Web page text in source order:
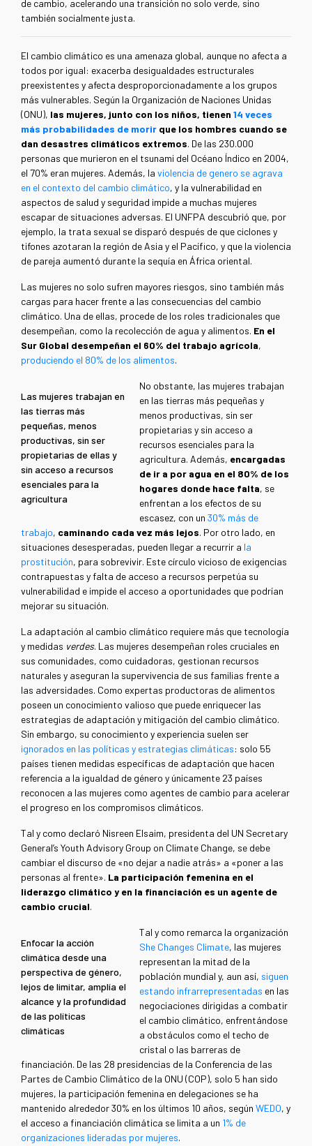
de cambio, acelerando una transición no solo verde, sino
también socialmente justa.
El cambio climático es una amenaza global, aunque no afecta a
todos por igual: exacerba desigualdades estructurales
preexistentes y afecta desproporcionadamente a los grupos
más vulnerables. Según la Organización de Naciones Unidas
(ONU), las mujeres, junto con los niños, tienen 14 veces
más probabilidades de morir que los hombres cuando se
dan desastres climáticos extremos. De las 230.000
personas que murieron en el tsunami del Océano Índico en 2004,
el 70% eran mujeres. Además, la violencia de genero se agrava
en el contexto del cambio climático, y la vulnerabilidad en
aspectos de salud y seguridad impide a muchas mujeres
escapar de situaciones adversas. El UNFPA descubrió que, por
ejemplo, la trata sexual se disparó después de que ciclones y
tifones azotaran la región de Asia y el Pacífico, y que la violencia
de pareja aumentó durante la sequía en África oriental.
Las mujeres no solo sufren mayores riesgos, sino también más
cargas para hacer frente a las consecuencias del cambio
climático. Una de ellas, procede de los roles tradicionales que
desempeñan, como la recolección de agua y alimentos. En el
Sur Global desempeñan el 60% del trabajo agrícola,
produciendo el 80% de los alimentos.
Las mujeres trabajan en
las tierras más
pequeñas, menos
productivas, sin ser
propietarias de ellas y
sin acceso a recursos
esenciales para la
agricultura
No obstante, las mujeres trabajan
en las tierras más pequeñas y
menos productivas, sin ser
propietarias y sin acceso a
recursos esenciales para la
agricultura. Además, encargadas
de ir a por agua en el 80% de los
hogares donde hace falta, se
enfrentan a los efectos de su
escasez, con un30% más de
trabajo, caminando cada vez más lejos. Por otro lado, en
situaciones desesperadas, pueden llegar a recurrir a la
prostitución, para sobrevivir. Este círculo vicioso de exigencias
contrapuestas y falta de acceso a recursos perpetúa su
vulnerabilidad e impide el acceso a oportunidades que podrían
mejorar su situación.
La adaptación al cambio climático requiere más que tecnología
y medidas verdes. Las mujeres desempeñan roles cruciales en
sus comunidades, como cuidadoras, gestionan recursos
naturales y aseguran la supervivencia de sus familias frente a
las adversidades. Como expertas productoras de alimentos
poseen un conocimiento valioso que puede enriquecer las
estrategias de adaptación y mitigación del cambio climático.
Sin embargo, su conocimiento y experiencia suelen ser
ignorados en las políticas y estrategias climáticas: solo 55
países tienen medidas específicas de adaptación que hacen
referencia a la igualdad de género y únicamente 23 países
reconocen a las mujeres como agentes de cambio para acelerar
el progreso en los compromisos climáticos.
Tal y como declaró Nisreen Elsaim, presidenta del UN Secretary
General’s Youth Advisory Group on Climate Change, se debe
cambiar el discurso de «no dejar a nadie atrás» a «poner a las
personas al frente». La participación femenina en el
liderazgo climático y en la financiación es un agente de
cambio crucial.
Enfocar la acción
climática desde una
perspectiva de género,
lejos de limitar, amplía el
alcance y la profundidad
de las políticas
climáticas
Tal y como remarca la organización
She Changes Climate, las mujeres
representan la mitad de la
población mundial y, aun así, siguen
estando infrarrepresentadas en las
negociaciones dirigidas a combatir
el cambio climático, enfrentándose
a obstáculos como el techo de
cristal o las barreras de
financiación. De las 28 presidencias de la Conferencia de las
Partes de Cambio Climático de la ONU (COP), solo 5 han sido
mujeres, la participación femenina en delegaciones se ha
mantenido alrededor 30% en los últimos 10 años, según WEDO, y
el acceso a financiación climática se limita a un 1% de
organizaciones lideradas por mujeres.